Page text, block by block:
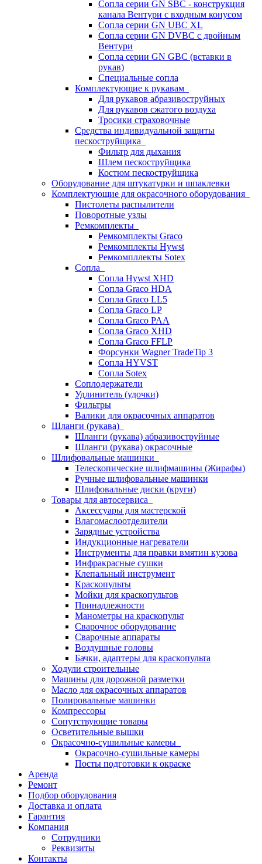
Сопла серии GN SBC - конструкция
канала Вентури c входным конусом
Сопла серии GN UBC XL
Сопла серии GN DVBC с двойным
Вентури
Сопла серии GN GBC (вставки в
рукав)
Специальные сопла
Комплектующие к рукавам
Для рукавов абразивоструйных
Для рукавов сжатого воздуха
Тросики страховочные
Средства индивидуальной защиты
пескоструйщика
Фильтр для дыхания
Шлем пескоструйщика
Костюм пескоструйщика
Оборудование для штукатурки и шпаклевки
Комплектующие для окрасочного оборудования
Пистолеты распылители
Поворотные узлы
Ремкомплекты
Ремкомплекты Graco
Ремкомплекты Hywst
Ремкомпллекты Sotex
Сопла
Сопла Hywst XHD
Сопла Graco HDA
Сопла Graco LL5
Сопла Graco LP
Сопла Graco PAA
Сопла Graco XHD
Сопла Graco FFLP
Форсунки Wagner TradeTip 3
Сопла HYVST
Сопла Sotex
Соплодержатели
Удлинитель (удочки)
Фильтры
Валики для окрасочных аппаратов
Шланги (рукава)
Шланги (рукава) абразивоструйные
Шланги (рукава) окрасочные
Шлифовальные машинки
Телескопические шлифмашины (Жирафы)
Ручные шлифовальные машинки
Шлифовальные диски (круги)
Товары для автосервиса
Аксессуары для мастерской
Влагомаслоотделители
Зарядные устройства
Индукционные нагреватели
Инструменты для правки вмятин кузова
Инфракрасные сушки
Клепальный инструмент
Краскопульты
Мойки для краскопультов
Принадлежности
Манометры на краскопульт
Сварочное оборудование
Сварочные аппараты
Воздушные головы
Бачки, адаптеры для краскопульта
Ходули строительные
Машины для дорожной разметки
Масло для окрасочных аппаратов
Полировальные машинки
Компрессоры
Сопутствующие товары
Осветительные вышки
Окрасочно-сушильные камеры
Окрасочно-сушильные камеры
Посты подготовки к окраске
Аренда
Ремонт
Подбор оборудования
Доставка и оплата
Гарантия
Компания
Сотрудники
Реквизиты
Контакты